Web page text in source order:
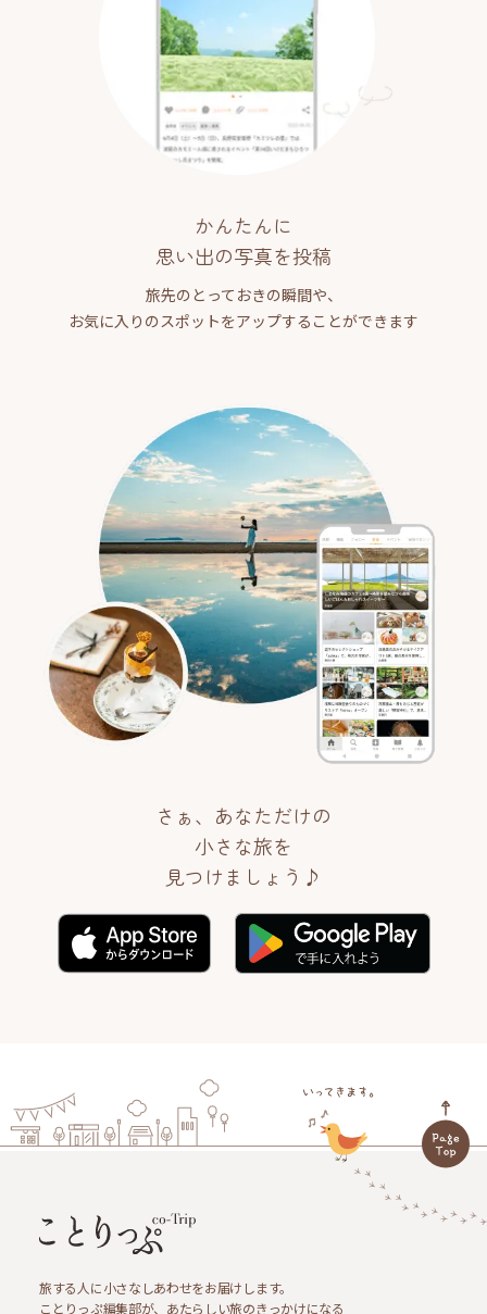
かんたんに
思い出の写真を投稿
旅先のとっておきの瞬間や、
お気に入りのスポットをアップすることができます
さぁ、あなただけの
小さな旅を
見つけましょう♪
旅する人に小さなしあわせをお届けします。
ことりっぷ編集部が、あたらしい旅のきっかけになる